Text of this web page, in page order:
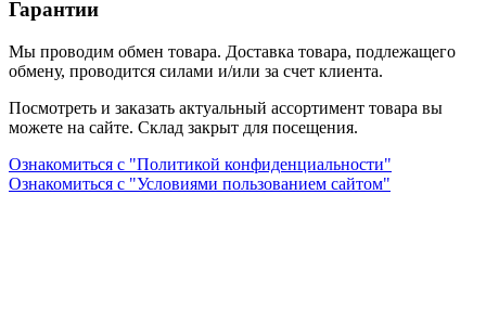
Гарантии
Мы проводим обмен товара. Доставка товара, подлежащего
обмену, проводится силами и/или за счет клиента.
Посмотреть и заказать актуальный ассортимент товара вы
можете на сайте. Склад закрыт для посещения.
Ознакомиться с "Политикой конфиденциальности"
Ознакомиться с "Условиями пользованием сайтом"